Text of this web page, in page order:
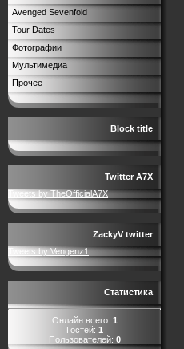
Avenged Sevenfold
Tour Dates
Фотографии
Мультимедиа
Прочее
Block title
Twitter A7X
Tweets by TheOfficialA7X
ZackyV twitter
Tweets by Vengenz1
Статистика
Онлайн всего: 1
Гостей: 1
Пользователей: 0